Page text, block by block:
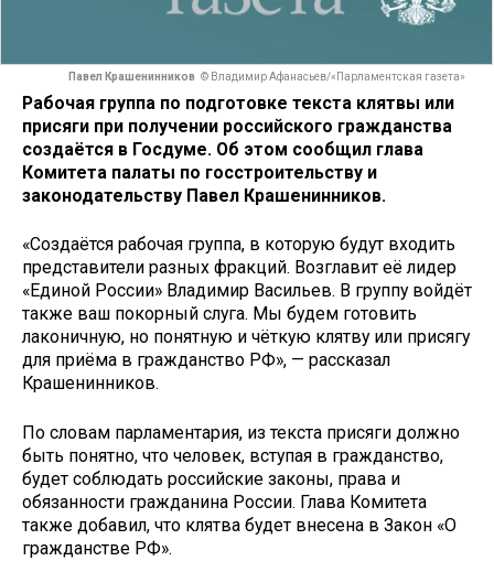
Павел Крашенинников © Владимир Афанасьев/«Парламентская газета»
Рабочая группа по подготовке текста клятвы или
присяги при получении российского гражданства
создаётся в Госдуме. Об этом сообщил глава
Комитета палаты по госстроительству и
законодательству Павел Крашенинников.
«Создаётся рабочая группа, в которую будут входить
представители разных фракций. Возглавит её лидер
«Единой России» Владимир Васильев. В группу войдёт
также ваш покорный слуга. Мы будем готовить
лаконичную, но понятную и чёткую клятву или присягу
для приёма в гражданство РФ», — рассказал
Крашенинников.
По словам парламентария, из текста присяги должно
быть понятно, что человек, вступая в гражданство,
будет соблюдать российские законы, права и
обязанности гражданина России. Глава Комитета
также добавил, что клятва будет внесена в Закон «О
гражданстве РФ».